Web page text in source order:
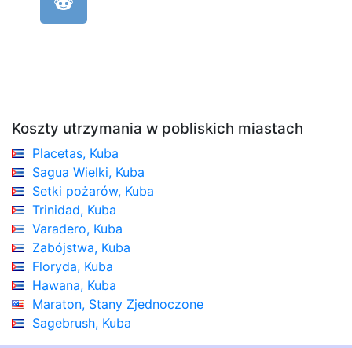
Koszty utrzymania w pobliskich miastach
Placetas, Kuba
Sagua Wielki, Kuba
Setki pożarów, Kuba
Trinidad, Kuba
Varadero, Kuba
Zabójstwa, Kuba
Floryda, Kuba
Hawana, Kuba
Maraton, Stany Zjednoczone
Sagebrush, Kuba